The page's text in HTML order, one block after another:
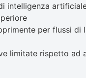
intelligenza
per flussi di
limitate rispetto ad